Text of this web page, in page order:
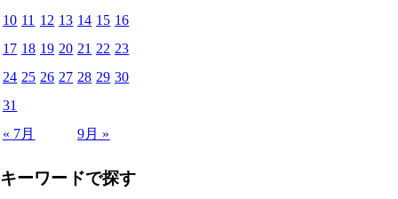
« 7月 9月 »
10 11 12 13 14 15 16
17 18 19 20 21 22 23
24 25 26 27 28 29 30
31
キーワードで探す